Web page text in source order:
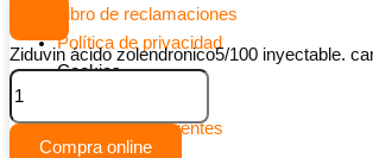
Libro de reclamaciones
Política de privacidad
Cookies
Preguntas frecuentes
Ziduvin ácido zolendronico5/100 inyectable.
Compra online